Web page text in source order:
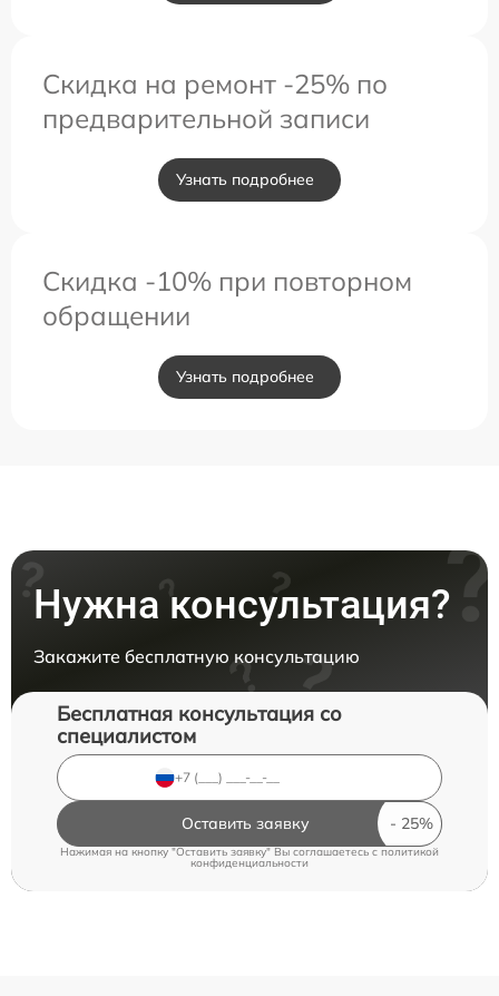
Скидка на ремонт -25% по
предварительной записи
Узнать подробнее
Скидка -10% при повторном
обращении
Узнать подробнее
Нужна консультация?
Закажите бесплатную консультацию
Бесплатная консультация со
специалистом
Оставить заявку
Нажимая на кнопку "Оставить заявку" Вы соглашаетесь cполитикой
конфиденциальности